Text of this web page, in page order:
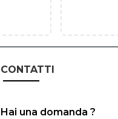
CONTATTI
Hai una domanda ?